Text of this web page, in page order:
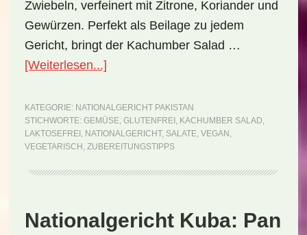
Zwiebeln, verfeinert mit Zitrone, Koriander und
Gewürzen. Perfekt als Beilage zu jedem
Gericht, bringt der Kachumber Salad …
[Weiterlesen...]ÜberNationalgericht
Kachumber
Salad
(Rezept)
KATEGORIE: NATIONALGERICHT PAKISTAN
STICHWORTE: GEMÜSE, GLUTENFREI , KACHUMBER SALAD,
LAKTOSEFREI , NATIONALGERICHT, SALATE, VEGAN ,
VEGETARISCH , ZUBEREITUNGSTIPPS
Nationalgericht Kuba: Pan